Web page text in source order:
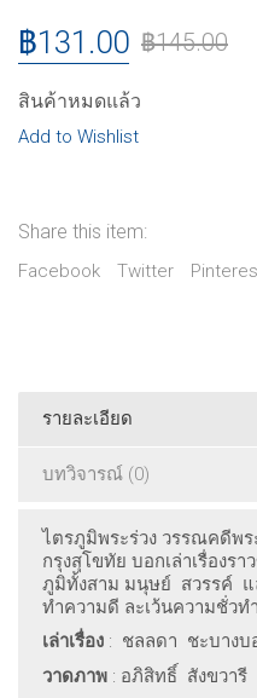
฿145.00
฿131.00
สินค้าหมดแล้ว
Add to Wishlist
Share this item:
Facebook Twitter
รายละเอียด
บทวิจารณ์ (0)
ไตรภูมิพระร่วง วรรณคดีพ
กรุงสุโขทัย บอกเล่าเรื่องร
ภูมิทั้งสาม มนุษย์ สวรรค์ แ
ทำความดี ละเว้นความชั่วท
เล่าเรื่อง : ชลลดา ชะบางบ
วาดภาพ : อภิสิทธิ์ สังขวารี